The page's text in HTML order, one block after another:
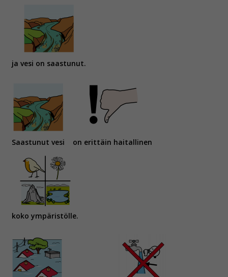
ja vesi on saastunut.
Saastunut vesi on erittäin haitallinen
koko ympäristölle.